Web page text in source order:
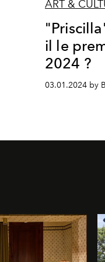
ART &
il le
2024 ?
03.01.2024 by